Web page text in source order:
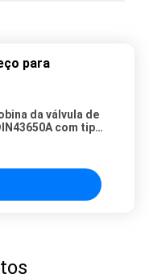
para
da válvula de
com tipo